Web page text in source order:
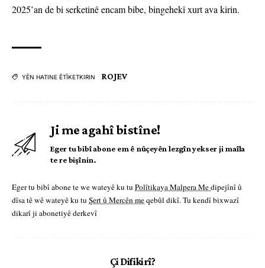
2025’an de bi serketinê encam bibe, bingehekî xurt ava kirin.
YÊN HATINE ÊTÎKETKIRIN ROJEV
Ji me agahî bistîne!
Eger tu bibî abone em ê nûçeyên lezgîn yekser ji maîla
te re bişînin.
Eger tu bibî abone te we wateyê ku tu Polîtikaya Malpera Medipejînî û
dîsa tê wê wateyê ku tu Şert û Mercên meqebûl dikî. Tu kendî bixwazî
dikarî ji abonetiyê derkevî
Çi Difikirî?